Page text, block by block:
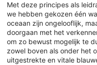
Met deze principes als
we hebben gekozen één
oceaan zijn ongelooflijk,
doorgaan met het
om zo bewust mogelijk te
zowel boven als onder het
uitgestrekte en vitale